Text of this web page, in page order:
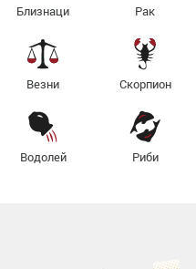
Близнаци Рак
Везни Скорпион
Водолей Риби